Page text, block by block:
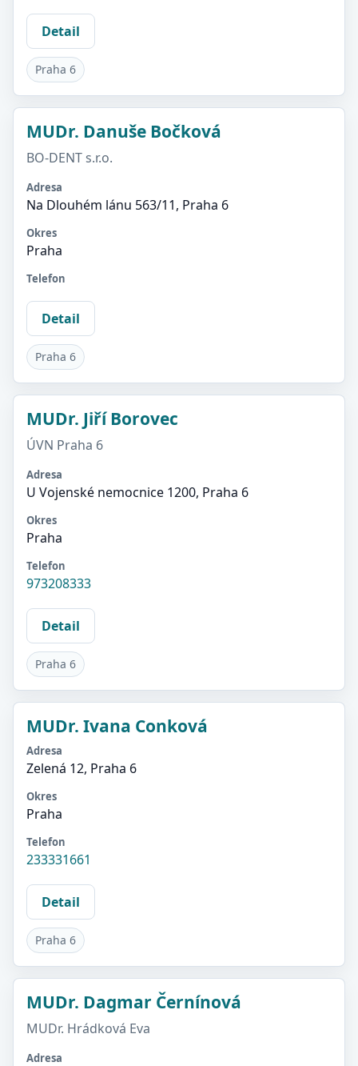
Detail
Praha 6
MUDr. Danuše Bočková
BO-DENT s.r.o.
Adresa
Na Dlouhém lánu 563/11, Praha 6
Okres
Praha
Telefon
Detail
Praha 6
MUDr. Jiří Borovec
ÚVN Praha 6
Adresa
U Vojenské nemocnice 1200, Praha 6
Okres
Praha
Telefon
973208333
Detail
Praha 6
MUDr. Ivana Conková
Adresa
Zelená 12, Praha 6
Okres
Praha
Telefon
233331661
Detail
Praha 6
MUDr. Dagmar Černínová
MUDr. Hrádková Eva
Adresa